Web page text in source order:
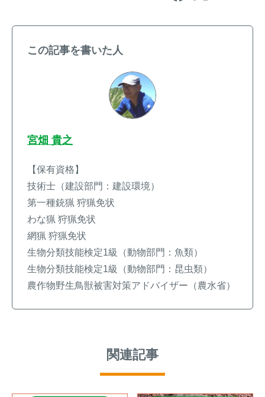
この記事を書いた人
宮畑 貴之
【保有資格】
技術士（建設部門：建設環境）
第一種銃猟 狩猟免状
わな猟 狩猟免状
網猟 狩猟免状
生物分類技能検定1級（動物部門：魚類）
生物分類技能検定1級（動物部門：昆虫類）
農作物野生鳥獣被害対策アドバイザー（農水省）
関連記事